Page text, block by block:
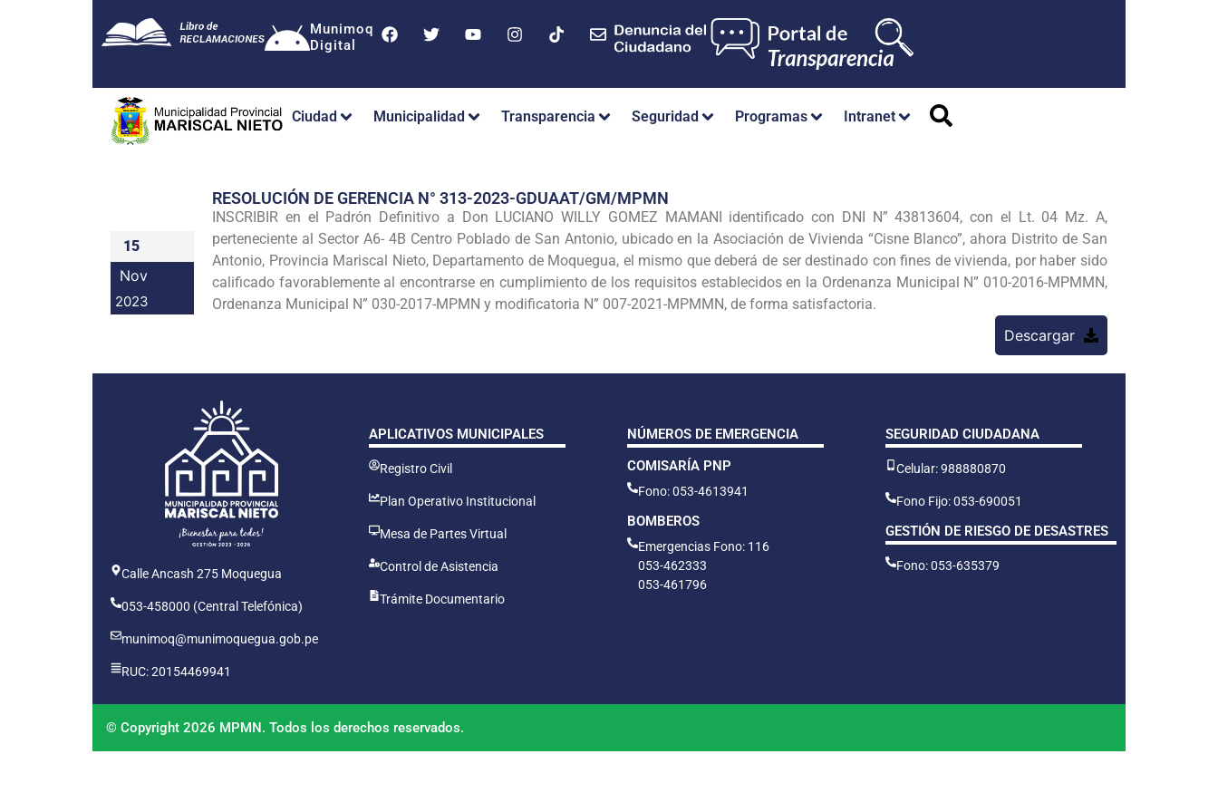
Munimoq
Digital
Ciudad Municipalidad Transparencia Seguridad Programas Intranet
15
Nov
2023
RESOLUCIÓN DE GERENCIA N° 313-2023-GDUAAT/GM/MPMN
INSCRIBIR en el Padrón Definitivo a Don LUCIANO WILLY GOMEZ MAMANI identificado con DNI N” 43813604, con el Lt. 04 Mz. A,
perteneciente al Sector A6- 4B Centro Poblado de San Antonio, ubicado en la Asociación de Vivienda “Cisne Blanco”, ahora Distrito de San
Antonio, Provincia Mariscal Nieto, Departamento de Moquegua, el mismo que deberá de ser destinado con fines de vivienda, por haber sido
calificado favorablemente al encontrarse en cumplimiento de los requisitos establecidos en la Ordenanza Municipal N” 010-2016-MPMMN,
Ordenanza Municipal N” 030-2017-MPMN y modificatoria N” 007-2021-MPMMN, de forma satisfactoria.
Descargar
Calle Ancash 275 Moquegua
053-458000 (Central Telefónica)
munimoq@munimoquegua.gob.pe
RUC: 20154469941
APLICATIVOS MUNICIPALES
Registro Civil
Plan Operativo Institucional
Mesa de Partes Virtual
Control de Asistencia
Trámite Documentario
NÚMEROS DE EMERGENCIA
COMISARÍA PNP
Fono: 053-4613941
BOMBEROS
Emergencias Fono: 116
053-462333
053-461796
SEGURIDAD CIUDADANA
Celular: 988880870
Fono Fijo: 053-690051
GESTIÓN DE RIESGO DE DESASTRES
Fono: 053-635379
© Copyright 2026 MPMN. Todos los derechos reservados.